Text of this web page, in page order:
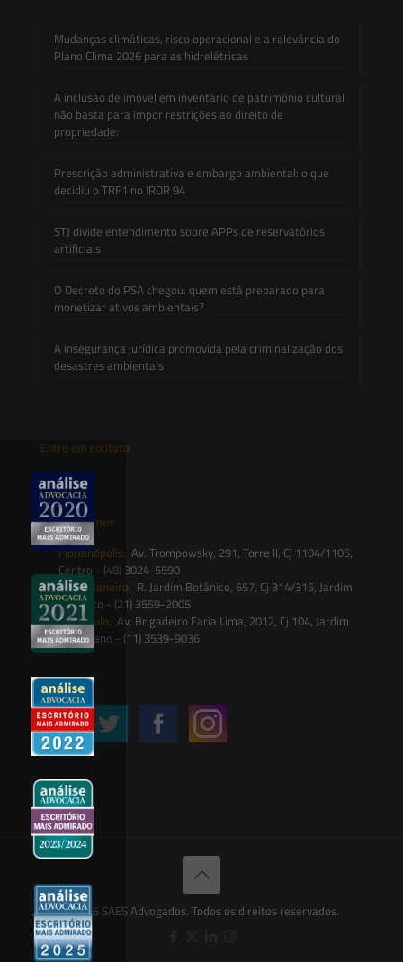
Mudanças climáticas, risco operacional e a relevância do
Plano Clima 2026 para as hidrelétricas
A inclusão de imóvel em inventário de patrimônio cultural
não basta para impor restrições ao direito de
propriedade:
Prescrição administrativa e embargo ambiental: o que
decidiu o TRF1 no IRDR 94
STJ divide entendimento sobre APPs de reservatórios
artificiais
O Decreto do PSA chegou: quem está preparado para
monetizar ativos ambientais?
A insegurança jurídica promovida pela criminalização dos
desastres ambientais
Entre em contato
contato@saesadvogados.com.br
Onde estamos
Florianópolis: Av. Trompowsky, 291, Torre II, Cj 1104/1105,
Centro - (48) 3024-5590
Rio de Janeiro: R. Jardim Botânico, 657, Cj 314/315, Jardim
Botânico - (21) 3559-2005
São Paulo: Av. Brigadeiro Faria Lima, 2012, Cj 104, Jardim
Paulistano - (11) 3539-9036
Siga-nos
© 2026 SAES Advogados. Todos os direitos reservados.